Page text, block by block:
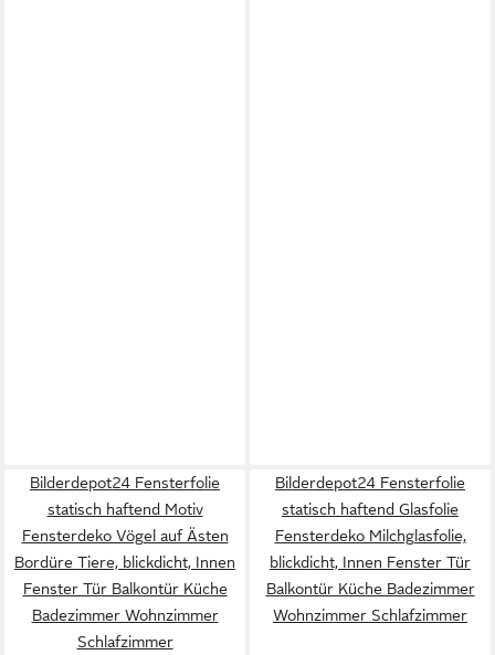
Bilderdepot24 Fensterfolie
statisch haftend Motiv
Fensterdeko Vögel auf Ästen
Bordüre Tiere, blickdicht, Innen
Fenster Tür Balkontür Küche
Badezimmer Wohnzimmer
Schlafzimmer
Bilderdepot24 Fensterfolie
statisch haftend Glasfolie
Fensterdeko Milchglasfolie,
blickdicht, Innen Fenster Tür
Balkontür Küche Badezimmer
Wohnzimmer Schlafzimmer